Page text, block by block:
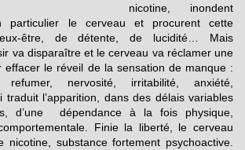
nicotine, inondent
particulier le cerveau et procurent cette
être, de détente, de lucidité… Mais
va disparaître et le cerveau va réclamer une
effacer le réveil de la sensation de manque :
nervosité, irritabilité, anxiété,
traduit l’apparition, dans des délais variables
d’une dépendance à la fois physique,
Finie la liberté, le cerveau
nicotine, substance fortement psychoactive.